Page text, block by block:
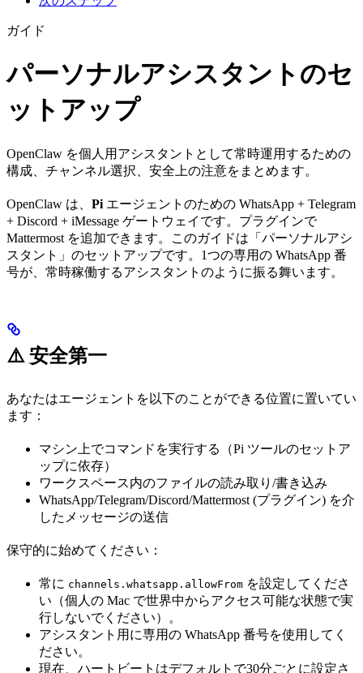
ガイド
パーソナルアシスタントのセ
ットアップ
OpenClaw を個人用アシスタントとして常時運用するための
構成、チャンネル選択、安全上の注意をまとめます。
OpenClaw は、 Pi エージェントのための WhatsApp + Telegram
+ Discord + iMessage ゲートウェイです。プラグインで
Mattermost を追加できます。このガイドは「パーソナルアシ
スタント」のセットアップです。1つの専用の WhatsApp 番
号が、常時稼働するアシスタントのように振る舞います。
⚠️ 安全第一
あなたはエージェントを以下のことができる位置に置いてい
ます：
マシン上でコマンドを実行する（Pi ツールのセットア
ップに依存）
ワークスペース内のファイルの読み取り/書き込み
WhatsApp/Telegram/Discord/Mattermost (プラグイン) を介
したメッセージの送信
保守的に始めてください：
常に channels.whatsapp.allowFrom を設定してくださ
い（個人の Mac で世界中からアクセス可能な状態で実
行しないでください）。
アシスタント用に専用の WhatsApp 番号を使用してく
ださい。
現在、ハートビートはデフォルトで30分ごとに設定さ